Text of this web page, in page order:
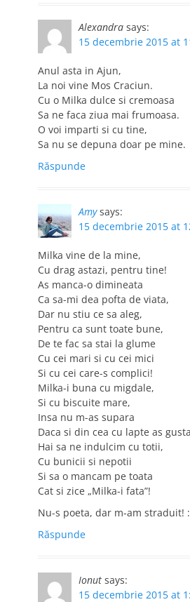
Alexandra says:
15 decembrie 2015 at
Anul asta in Ajun,
La noi vine Mos Craciun.
Cu o Milka dulce si cremoasa
Sa ne faca ziua mai frumoasa.
O voi imparti si cu tine,
Sa nu se depuna doar pe mine.
Răspunde
Amy says:
15 decembrie 2015 at
Milka vine de la mine,
Cu drag astazi, pentru tine!
As manca-o dimineata
Ca sa-mi dea pofta de viata,
Dar nu stiu ce sa aleg,
Pentru ca sunt toate bune,
De te fac sa stai la glume
Cu cei mari si cu cei mici
Si cu cei care-s complici!
Milka-i buna cu migdale,
Si cu biscuite mare,
Insa nu m-as supara
Daca si din cea cu lapte as
Hai sa ne indulcim cu totii,
Cu bunicii si nepotii
Si sa o mancam pe toata
Cat si zice „Milka-i fata”!
Nu-s poeta, dar m-am straduit!
Răspunde
Ionut says:
15 decembrie 2015 at